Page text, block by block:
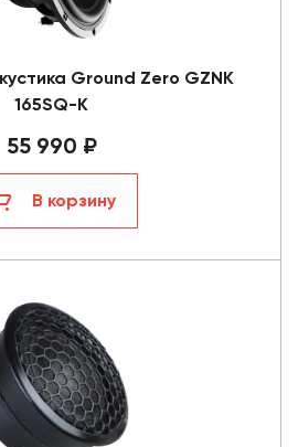
Ground Zero GZNK
165SQ-K
55 990 ₽
В корзину